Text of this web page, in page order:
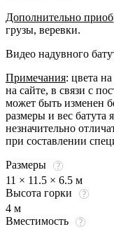
Дополнительно
грузы, веревки.
Видео надувного
Примечания: цвета
на сайте, в связи с
может быть изменен
размеры и вес батута
незначительно
при составлении
Размеры
11 × 11.5 × 6.5 м
Высота горки
4 м
Вместимость